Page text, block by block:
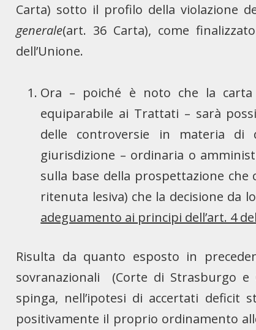
Carta) sotto il profilo della violazione
generale(art. 36 Carta), come
dell’Unione.
Ora – poiché è noto che la
equiparabile ai Trattati – sarà
delle controversie in materia di
giurisdizione – ordinaria o
sulla base della prospettazione
ritenuta lesiva) che la decisione da
adeguamento ai principi dell’art. 4
Risulta da quanto esposto in
sovranazionali (Corte di Strasburgo
spinga, nell’ipotesi di accertati
positivamente il proprio ordinamento